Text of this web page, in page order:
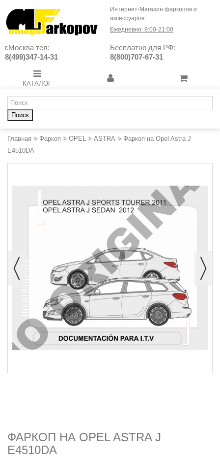
Интернет-Магазин фаркопов и
аксессуаров
Ежедневно: 8:00-21:00
г.Москва тел:
8(499)347-14-31
Бесплатно для РФ:
8(800)707-67-31
КАТАЛОГ
Поиск
Главная > Фаркоп > OPEL > ASTRA > Фаркоп на Opel Astra J
E4510DA
ФАРКОП НА OPEL ASTRA J
E4510DA